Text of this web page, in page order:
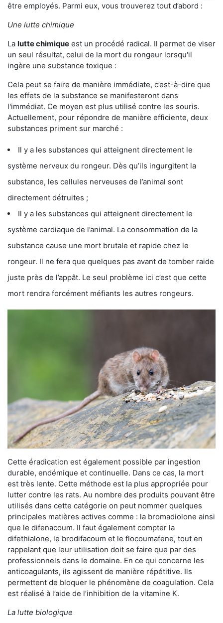
être employés. Parmi eux, vous trouverez tout d’abord :
Une lutte chimique
La lutte chimique est un procédé radical. Il permet de viser
un seul résultat, celui de la mort du rongeur lorsqu'il
ingère une substance toxique :
Cela peut se faire de manière immédiate, c’est-à-dire que
les effets de la substance se manifesteront dans
l'immédiat. Ce moyen est plus utilisé contre les souris.
Actuellement, pour répondre de manière efficiente, deux
substances priment sur marché :
Il y a les substances qui atteignent directement le
système nerveux du rongeur. Dès qu’ils ingurgitent la
substance, les cellules nerveuses de l’animal sont
directement détruites ;
Il y a les substances qui atteignent directement le
système cardiaque de l’animal. La consommation de la
substance cause une mort brutale et rapide chez le
rongeur. Il ne fera que quelques pas avant de tomber raide
juste près de l’appât. Le seul problème ici c’est que cette
mort rendra forcément méfiants les autres rongeurs.
Cette éradication est également possible par ingestion
durable, endémique et continuelle. Dans ce cas, la mort
est très lente. Cette méthode est la plus appropriée pour
lutter contre les rats. Au nombre des produits pouvant être
utilisés dans cette catégorie on peut nommer quelques
principales matières actives comme : la bromadiolone ainsi
que le difenacoum. Il faut également compter la
difethialone, le brodifacoum et le flocoumafene, tout en
rappelant que leur utilisation doit se faire que par des
professionnels dans le domaine. En ce qui concerne les
anticoagulants, ils agissent de manière répétitive. Ils
permettent de bloquer le phénomène de coagulation. Cela
est réalisé à l’aide de l’inhibition de la vitamine K.
La lutte biologique